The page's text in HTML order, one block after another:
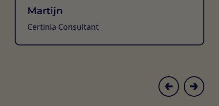
Martijn
Certinia Consultant